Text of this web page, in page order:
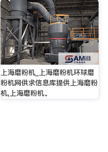
上海磨粉机_上海磨粉机环球磨
粉机网供求信息库提供上海磨粉
机,上海磨粉机。